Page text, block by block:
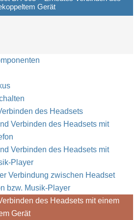
Gerät
des Headsets
Verbinden des Headsets mit
Verbinden des Headsets mit
Player
Verbindung zwischen Headset
bzw. Musik-Player
des Headsets mit einem
Gerät